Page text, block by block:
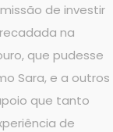
de investir
na
que pudesse
Sara, e a outros
que tanto
de